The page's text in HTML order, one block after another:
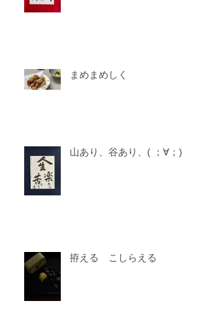
まめまめしく
山あり、谷あり、( ；∀；)
拵える こしらえる